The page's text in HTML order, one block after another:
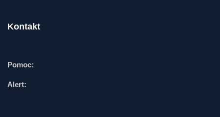
Kontakt
Pomoc:
Alert: